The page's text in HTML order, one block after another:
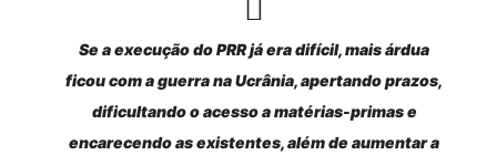
Se a execução do PRR já era difícil, mais árdua
ficou com a guerra na Ucrânia, apertando prazos,
dificultando o acesso a matérias-primas e
encarecendo as existentes, além de aumentar a